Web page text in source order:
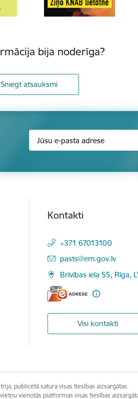
bija noderīga?
Sniegt atsauksmi
Kontakti
+371 67013100
E-pasts:
pasts@em.gov.lv
Brīvības iela 55, Rīga,
Visi kontakti
publicētā satura visas tiesības aizsargātas.
vienotās platformas visas tiesības